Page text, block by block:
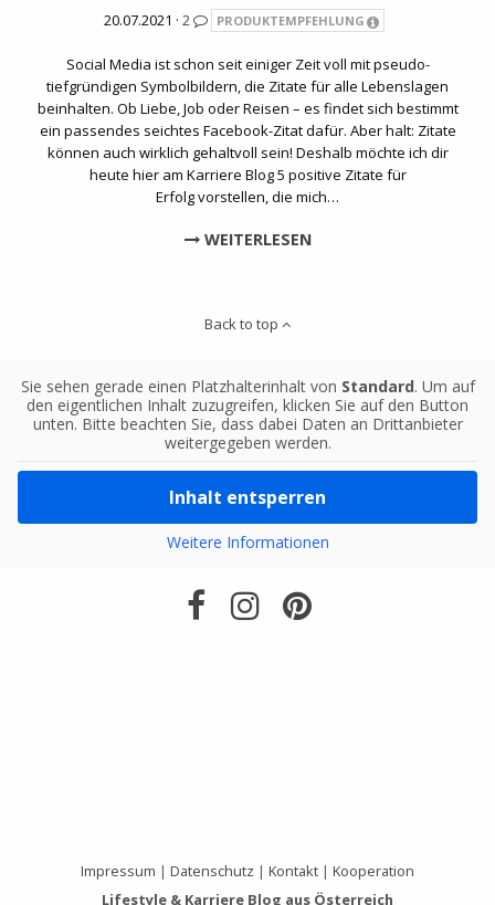
20.07.2021 · 2 PRODUKTEMPFEHLUNG
Social Media ist schon seit einiger Zeit voll mit pseudo-
tiefgründigen Symbolbildern, die Zitate für alle Lebenslagen
beinhalten. Ob Liebe, Job oder Reisen – es findet sich bestimmt
ein passendes seichtes Facebook-Zitat dafür. Aber halt: Zitate
können auch wirklich gehaltvoll sein! Deshalb möchte ich dir
heute hier am Karriere Blog 5 positive Zitate für
Erfolg vorstellen, die mich…
WEITERLESEN
Back to top
Sie sehen gerade einen Platzhalterinhalt von Standard. Um auf
den eigentlichen Inhalt zuzugreifen, klicken Sie auf den Button
unten. Bitte beachten Sie, dass dabei Daten an Drittanbieter
weitergegeben werden.
Inhalt entsperren
Weitere Informationen
Impressum | Datenschutz | Kontakt | Kooperation
Lifestyle & Karriere Blog aus Österreich